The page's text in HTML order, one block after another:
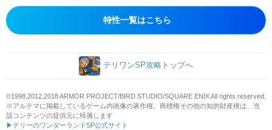
特性一覧はこちら
テリワンSP攻略トップへ
©1998,2012,2018 ARMOR PROJECT/BIRD STUDIO/SQUARE ENIX All rights reserved.
※アルテマに掲載しているゲーム内画像の著作権、商標権その他の知的財産権は、当
該コンテンツの提供元に帰属します
▶テリーのワンダーランドSP公式サイト